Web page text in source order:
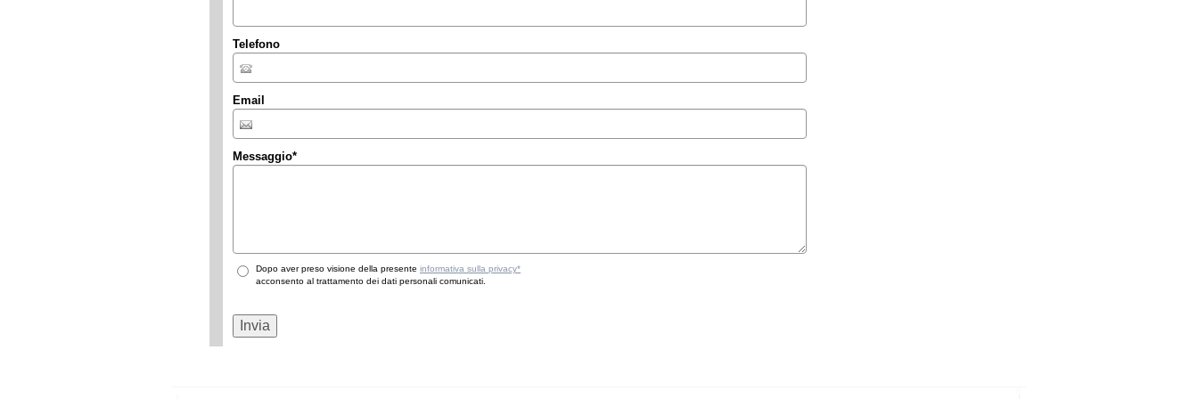
Telefono
Email
Messaggio*
Dopo aver preso visione della presente informativa sulla privacy*
acconsento al trattamento dei dati personali comunicati.